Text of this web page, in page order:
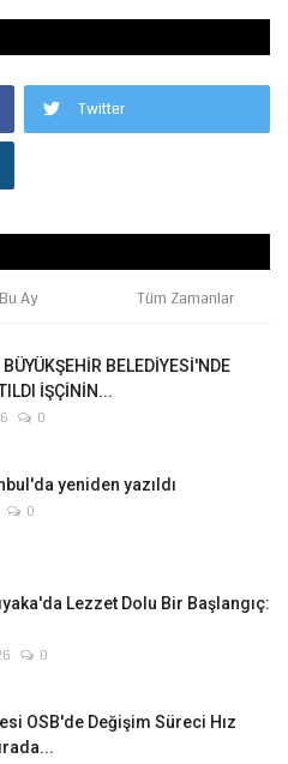
Twitter
Bu Ay Tüm Zamanlar
BELEDİYESİ'NDE
İŞÇİNİN...
0
yeniden yazıldı
0
Lezzet Dolu Bir Başlangıç:
0
OSB'de Değişim Süreci Hız